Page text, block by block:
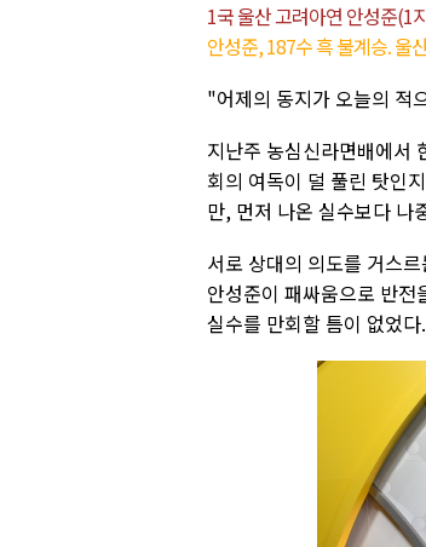
1국 울산 고려아연 안성준(1
안성준, 187수 흑 불계승. 울
"어제의 동지가 오늘의 적
지난주 농심신라면배에서
회의 여독이 덜 풀린 탓인
만, 먼저 나온 실수보다 나
서로 상대의 의도를 거스
안성준이 패싸움으로 반
실수를 만회할 틈이 없었